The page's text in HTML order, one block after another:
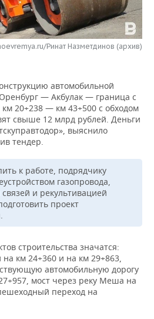
Ринат Назметдинов (архив)
автомобильной
— Акбулак — граница с
км 20+238 — км 43+500 с обходом
свыше 12 млрд рублей. Деньги
выяснило
тендер.
к работе, подрядчику
газопровода,
и рекультивацией
проект
строительства значатся:
км 24+360 и на км 29+863,
автомобильную дорогу
мост через реку Меша на
переход на